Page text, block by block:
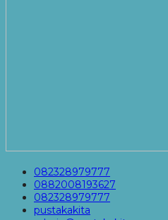
082328979777
0882008193627
082328979777
pustakakita